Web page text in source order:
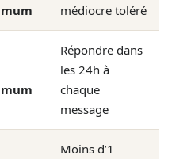
médiocre toléré
Répondre dans
les 24h à
chaque
message
Moins d’1